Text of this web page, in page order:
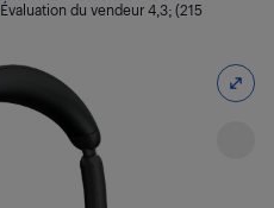
Évaluation du vendeur 4,3; (215